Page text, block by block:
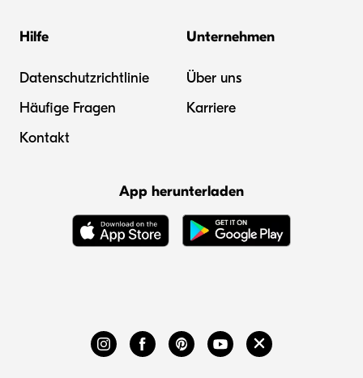
Hilfe
Datenschutzrichtlinie
Häufige Fragen
Kontakt
Unternehmen
Über uns
Karriere
App herunterladen